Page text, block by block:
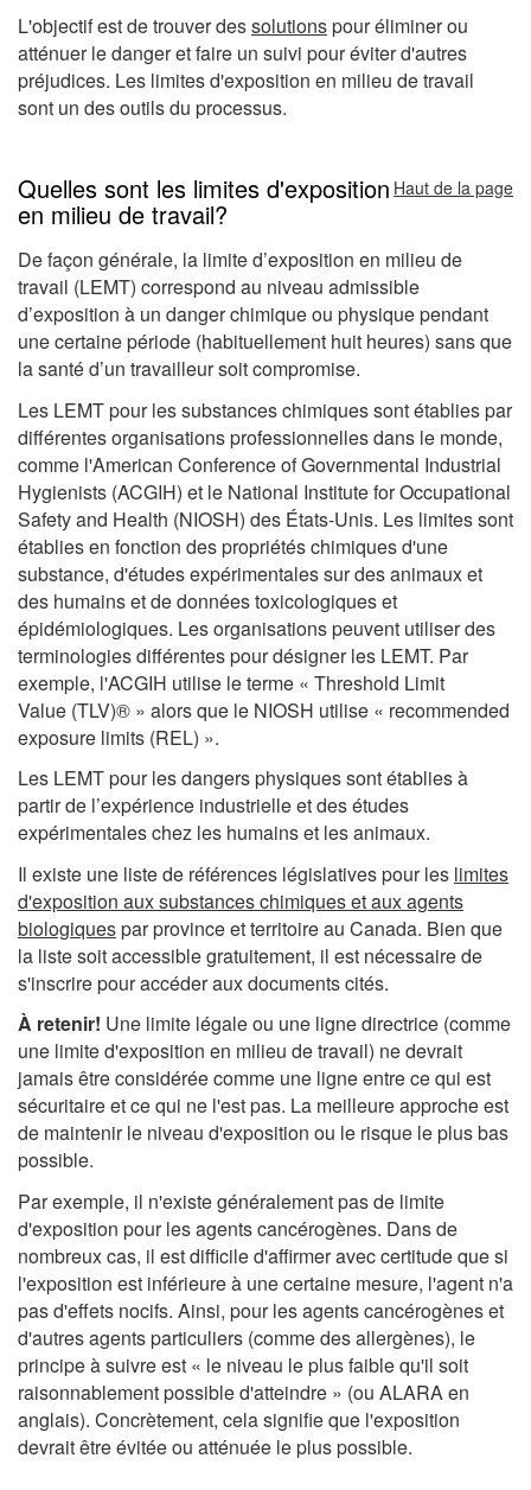
L'objectif est de trouver dessolutionspour éliminer ou
atténuer le danger et faire un suivi pour éviter d'autres
préjudices. Les limites d'exposition en milieu de travail
sont un des outils du processus.
Quelles sont les limites d'exposition
en milieu de travail?
Haut de la page
De façon générale, la limite d’exposition en milieu de
travail (LEMT) correspond au niveau admissible
d’exposition à un danger chimique ou physique pendant
une certaine période (habituellement huit heures) sans que
la santé d’un travailleur soit compromise.
Les LEMT pour les substances chimiques sont établies par
différentes organisations professionnelles dans le monde,
comme l'American Conference of Governmental Industrial
Hygienists (ACGIH) et le National Institute for Occupational
Safety and Health (NIOSH) des États-Unis. Les limites sont
établies en fonction des propriétés chimiques d'une
substance, d'études expérimentales sur des animaux et
des humains et de données toxicologiques et
épidémiologiques. Les organisations peuvent utiliser des
terminologies différentes pour désigner les LEMT. Par
exemple, l'ACGIH utilise le terme « Threshold Limit
Value (TLV)® » alors que le NIOSH utilise « recommended
exposure limits (REL) ».
Les LEMT pour les dangers physiques sont établies à
partir de l’expérience industrielle et des études
expérimentales chez les humains et les animaux.
Il existe une liste de références législatives pour les limites
d'exposition aux substances chimiques et aux agents
biologiquespar province et territoire au Canada. Bien que
la liste soit accessible gratuitement, il est nécessaire de
s'inscrire pour accéder aux documents cités.
À retenir! Une limite légale ou une ligne directrice (comme
une limite d'exposition en milieu de travail) ne devrait
jamais être considérée comme une ligne entre ce qui est
sécuritaire et ce qui ne l'est pas. La meilleure approche est
de maintenir le niveau d'exposition ou le risque le plus bas
possible.
Par exemple, il n'existe généralement pas de limite
d'exposition pour les agents cancérogènes. Dans de
nombreux cas, il est difficile d'affirmer avec certitude que si
l'exposition est inférieure à une certaine mesure, l'agent n'a
pas d'effets nocifs. Ainsi, pour les agents cancérogènes et
d'autres agents particuliers (comme des allergènes), le
principe à suivre est « le niveau le plus faible qu'il soit
raisonnablement possible d'atteindre » (ou ALARA en
anglais). Concrètement, cela signifie que l'exposition
devrait être évitée ou atténuée le plus possible.